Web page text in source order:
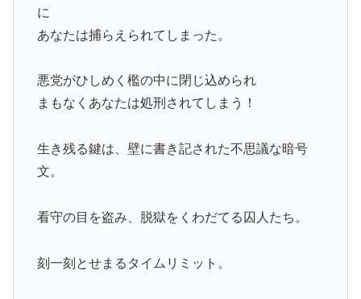
に
あなたは捕らえられてしまった。
悪党がひしめく檻の中に閉じ込められ
まもなくあなたは処刑されてしまう！
生き残る鍵は、壁に書き記された不思議な暗号
文。
看守の目を盗み、脱獄をくわだてる囚人たち。
刻一刻とせまるタイムリミット。